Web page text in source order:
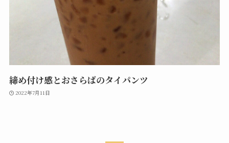
締め付け感とおさらばのタイパンツ
2022年7月11日